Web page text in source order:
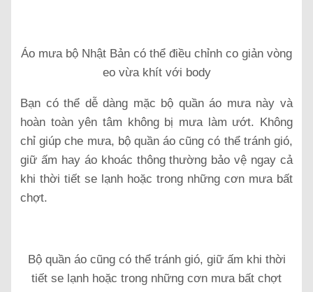
Áo mưa bộ Nhật Bản có thể điều chỉnh co giản vòng
eo vừa khít với body
Bạn có thể dễ dàng mặc bộ quần áo mưa này và
hoàn toàn yên tâm không bị mưa làm ướt. Không
chỉ giúp che mưa, bộ quần áo cũng có thể tránh gió,
giữ ấm hay áo khoác thông thường bảo vệ ngay cả
khi thời tiết se lạnh hoặc trong những cơn mưa bất
chợt.
Bộ quần áo cũng có thể tránh gió, giữ ấm khi thời
tiết se lạnh hoặc trong những cơn mưa bất chợt